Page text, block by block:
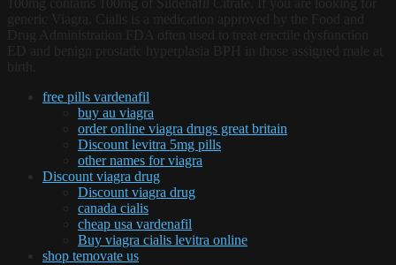
free pills vardenafil
buy au viagra
order online viagra drugs great britain
Discount levitra 5mg pills
other names for viagra
Discount viagra drug
Discount viagra drug
canada cialis
cheap usa vardenafil
Buy viagra cialis levitra online
shop temovate us